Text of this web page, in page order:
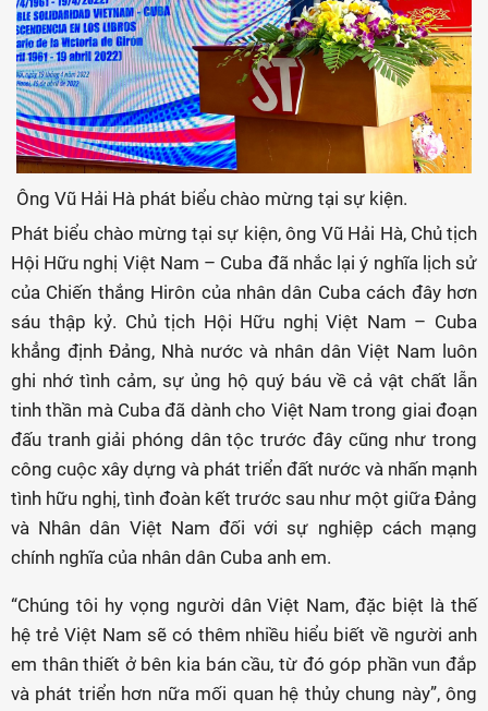
Ông Vũ Hải Hà phát biểu chào mừng tại sự kiện.
Phát biểu chào mừng tại sự kiện, ông Vũ Hải Hà, Chủ tịch
Hội Hữu nghị Việt Nam – Cuba đã nhắc lại ý nghĩa lịch sử
của Chiến thắng Hirôn của nhân dân Cuba cách đây hơn
sáu thập kỷ. Chủ tịch Hội Hữu nghị Việt Nam – Cuba
khẳng định Đảng, Nhà nước và nhân dân Việt Nam luôn
ghi nhớ tình cảm, sự ủng hộ quý báu về cả vật chất lẫn
tinh thần mà Cuba đã dành cho Việt Nam trong giai đoạn
đấu tranh giải phóng dân tộc trước đây cũng như trong
công cuộc xây dựng và phát triển đất nước và nhấn mạnh
tình hữu nghị, tình đoàn kết trước sau như một giữa Đảng
và Nhân dân Việt Nam đối với sự nghiệp cách mạng
chính nghĩa của nhân dân Cuba anh em.
“Chúng tôi hy vọng người dân Việt Nam, đặc biệt là thế
hệ trẻ Việt Nam sẽ có thêm nhiều hiểu biết về người anh
em thân thiết ở bên kia bán cầu, từ đó góp phần vun đắp
và phát triển hơn nữa mối quan hệ thủy chung này”, ông